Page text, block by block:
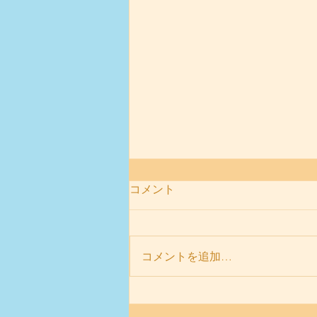
『内弁慶な子』
コメント
コメントを追加…